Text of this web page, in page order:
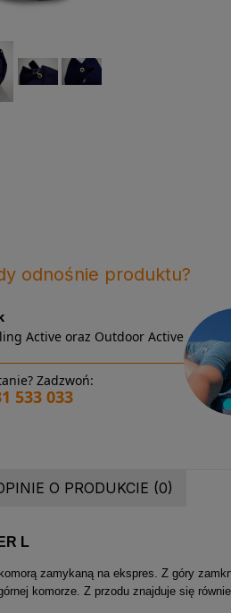
odnośnie produktu?
Active oraz Outdoor Active
Zadzwoń:
533 033
O PRODUKCIE (0)
L
zamykaną na ekspres. Z góry
komorze. Z przodu znajduje się